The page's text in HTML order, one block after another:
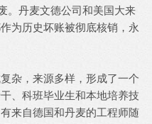
。丹麦文德公司和美国大来
为历史坏账被彻底核销，永
杂，来源多样，形成了一个
、科班毕业生和本地培养技
来自德国和丹麦的工程师随